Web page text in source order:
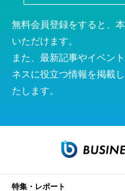
無料会員登録をすると、
いただけます。
また、最新記事やイベン
ネスに役立つ情報を掲載
たします。
特集・レポート